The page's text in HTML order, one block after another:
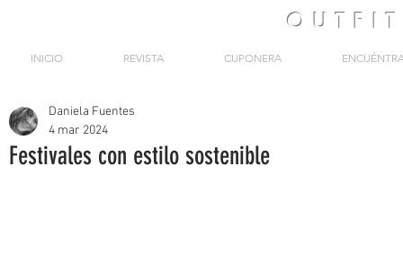
OUTFIT
INICIO REVISTA CUPONERA
Festivales con estilo sostenible
Daniela Fuentes
4 mar 2024